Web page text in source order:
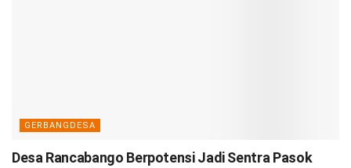
GERBANGDESA
Desa Rancabango Berpotensi Jadi Sentra Pasok